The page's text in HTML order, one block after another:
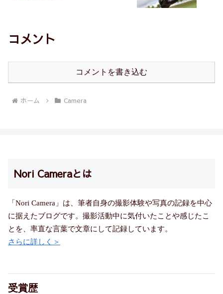
コメント
コメントを書き込む
ホーム Camera
Nori Cameraとは
「Nori Camera」は、筆者自身の撮影体験や写真の記録を中心
に据えたブログです。撮影活動中に気付いたことや感じたこ
とを、率直な言葉で文章にして記録しています。
さらに詳しく＞
受賞歴